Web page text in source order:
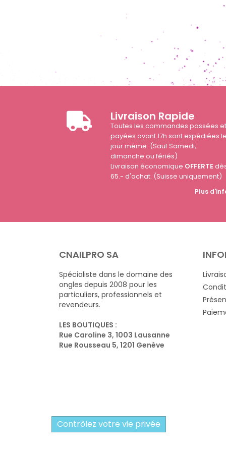
Livraison Rapide
Toutes les commandes passées
payées avant 17h sont expédiées
jour même. (Sauf Samedi,
dimanche ou fériés)
Livraison économique OFFERTE
65.- d'achat. (Suisse uniquement)
Plus
CNAILPRO SA
Spécialiste dans le domaine des
ongles depuis 2008 pour les
particuliers, professionnels et
revendeurs.
LES BOUTIQUES :
Rue Caroline 3, 1003 Lausanne
Rue Rousseau 5, 1201 Genève
Contrôlez votre vie privée